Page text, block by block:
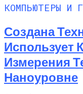
КОМПЬЮТЕРЫ И
Создана
Использует
Измерения
Наноуровне